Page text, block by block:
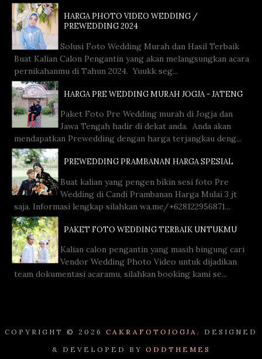
HARGA PHOTO VIDEO WEDDING /
PREWEDDING 2024
Solusi Foto Wedding Murah dan Hasil Terbaik
Buat Kalian Calon Pengantin yang akan melangsungkan acara
pernikahanmu di Tahun 2024. Yuukk seg...
HARGA PRE WEDDING MURAH JOGJA - JATENG
Paket Foto Pre Wedding murah di Jogja dan
Jawa Tengah hadir di dekat anda. Anda akan
mendapatkan Prewedding dengan harga terjangkau deng...
PREWEDDING PRAMBANAN HARGA SPESIAL
Buat kalian yang pengen bikin sesi foto Pre
Wedding di Candi Prambanan Harga Mulai 3 jt
saja. Informasi lengkap silahkan wa.me/+628122956871...
PAKET FOTO WEDDING TERBAIK UNTUKMU
Kalian calon pengantin yang masih bingung cari
Vendor Wedding Photo Video untuk dijadikan
team dokumentasi acaramu, silahkan booking kami se...
COPYRIGHT © 2026 CAKRAFOTOJOGJA.
DESIGNED
& DEVELOPED BY ODDTHEMES